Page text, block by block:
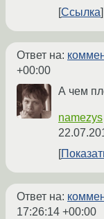
Ссылка
Ответ на:
+00:00
А чем
namezys
Ответ на:
17:26:14 +00:00